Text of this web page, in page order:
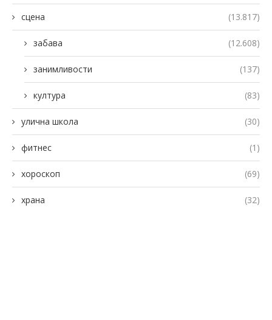
сцена (13.817)
забава (12.608)
занимливости (137)
култура (83)
улична школа (30)
фитнес (1)
хороскоп (69)
храна (32)